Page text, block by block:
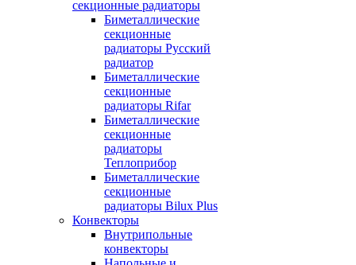
секционные радиаторы
Биметаллические
секционные
радиаторы Русский
радиатор
Биметаллические
секционные
радиаторы Rifar
Биметаллические
секционные
радиаторы
Теплоприбор
Биметаллические
секционные
радиаторы Bilux Plus
Конвекторы
Внутрипольные
конвекторы